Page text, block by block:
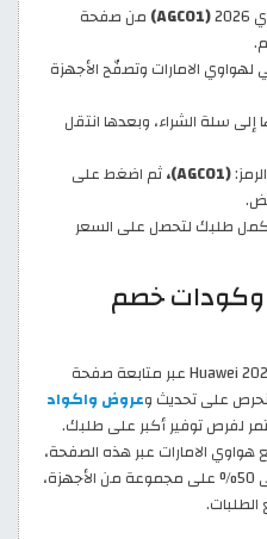
(AGC01)
من صفحة
الامارات وتصفّح الأجهزة
سلة الشراء، وبعدها انتقل
(AGC01)،
ثم اضغط على
طلبك لتحصل على السعر
وكودات خصم
يمكنك الاطلاع على أحدث عروض Huawei 2026 عبر متابعة صفحة
على تحديث وعروض واكواد
لفرص توفير أكبر على طلبك.
الامارات عبر هذه الصفحة،
والتي تضم تخفيضات مميزة تصل إلى 50% على مجموعة من الأجهزة،